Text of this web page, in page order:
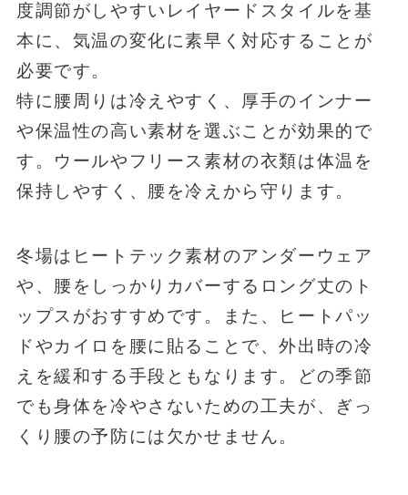
度調節がしやすいレイヤードスタイルを基
本に、気温の変化に素早く対応することが
必要です。
特に腰周りは冷えやすく、厚手のインナー
や保温性の高い素材を選ぶことが効果的で
す。ウールやフリース素材の衣類は体温を
保持しやすく、腰を冷えから守ります。
冬場はヒートテック素材のアンダーウェア
や、腰をしっかりカバーするロング丈のト
ップスがおすすめです。また、ヒートパッ
ドやカイロを腰に貼ることで、外出時の冷
えを緩和する手段ともなります。どの季節
でも身体を冷やさないための工夫が、ぎっ
くり腰の予防には欠かせません。